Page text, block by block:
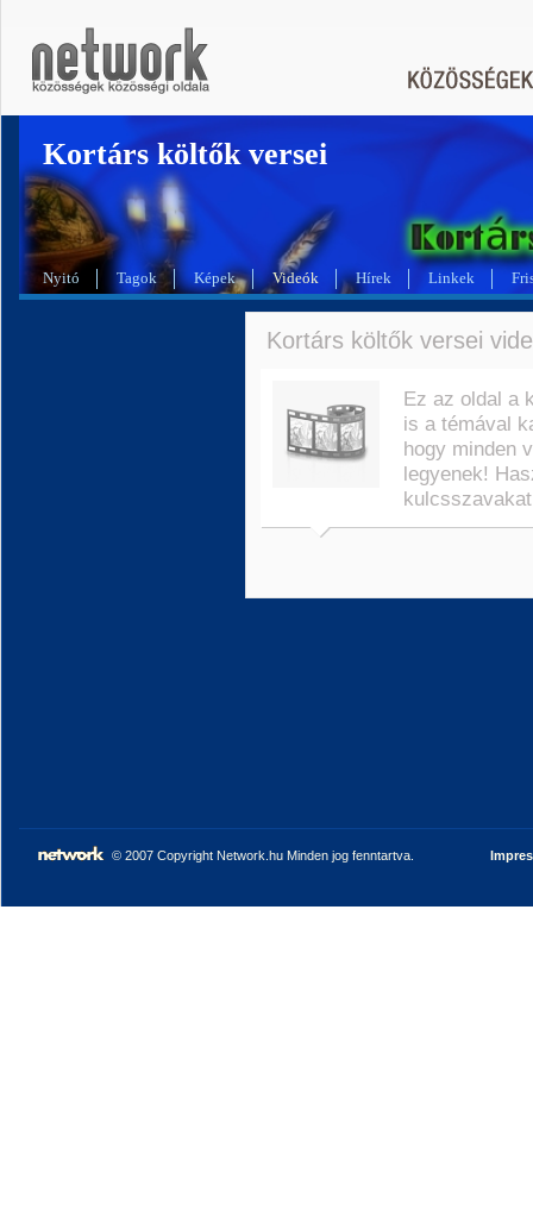
Kortárs költők versei
Nyitó Tagok Képek Videók Hírek Linkek
Kortárs költők versei
Ez az oldal a
is a témával
hogy minden
legyenek!
© 2007 Copyright Network.hu Minden jog fenntartva.